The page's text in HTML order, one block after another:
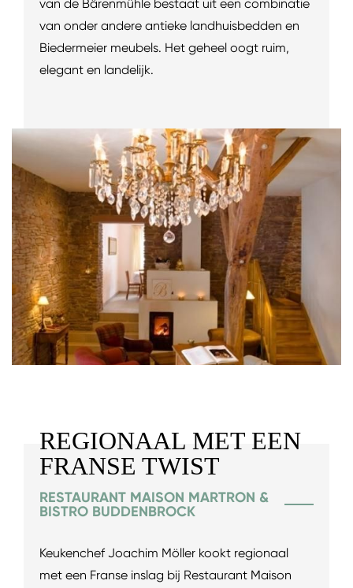
van de Bärenmühle bestaat uit een combinatie
van onder andere antieke landhuisbedden en
Biedermeier meubels. Het geheel oogt ruim,
elegant en landelijk.
REGIONAAL MET EEN
FRANSE TWIST
RESTAURANT MAISON MARTRON &
BISTRO BUDDENBROCK
Keukenchef Joachim Möller kookt regionaal
met een Franse inslag bij Restaurant Maison